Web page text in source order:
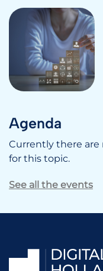
Agenda
Currently there
for this topic.
See all the events